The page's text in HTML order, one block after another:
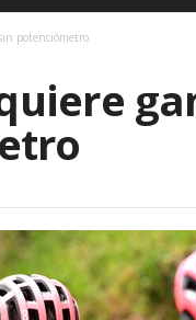
potenciómetro